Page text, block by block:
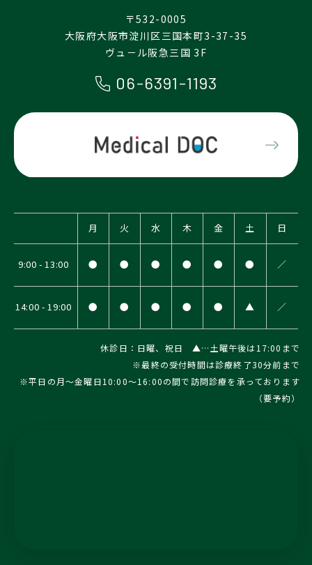
〒532-0005
大阪府大阪市淀川区三国本町3-37-35
ヴュ－ル阪急三国 3F
06-6391-1193
月 火 水 木 金 土 日
9:00 - 13:00 ● ● ● ● ● ● ／
14:00 - 19:00 ● ● ● ● ● ▲ ／
休診日：日曜、祝日 ▲…土曜午後は17:00まで
※最終の受付時間は診療終了30分前まで
※平日の月～金曜日10:00～16:00の間で訪問診療を承っております
（要予約）